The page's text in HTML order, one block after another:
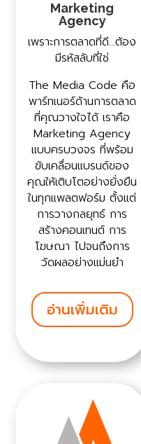
Marketing
Agency
เพราะการตลาดที่ดี…ต้อง
มีรหัสลับที่ใช่
The Media Code คือ
พาร์ทเนอร์ด้านการตลาด
ที่คุณวางใจได้ เราคือ
Marketing Agency
แบบครบวงจร ที่พร้อม
ขับเคลื่อนแบรนด์ของ
คุณให้เติบโตอย่างยั่งยืน
ในทุกแพลตฟอร์ม ตั้งแต่
การวางกลยุทธ์ การ
สร้างคอนเทนต์ การ
โฆษณา ไปจนถึงการ
วัดผลอย่างแม่นยำ
อ่านเพิ่มเติม